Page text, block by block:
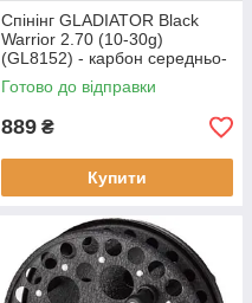
Cпінінг GLADIATOR Black
Warrior 2.70 (10-30g)
(GL8152) - карбон середньо-
швидкий стрій вага 230 г
Готово до відправки
889 ₴
Купити